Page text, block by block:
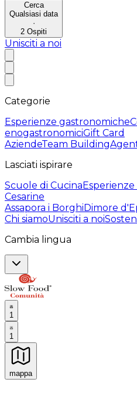
Cerca
Qualsiasi data
·
2 Ospiti
Unisciti a noi
Categorie
Esperienze gastronomiche
enogastronomiciGift Card
AziendeTeam Building
Lasciati ispirare
Scuole di Cucina
Cesarine
Assapora i BorghiDimore
Chi siamoUnisciti a noi
Cambia lingua
1
1
mappa
Esperienze culinarie